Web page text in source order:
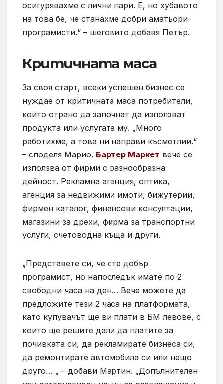
осигурявахме с лични пари. Е, но хубавото
на това бе, че станахме добри аматьори-
програмисти.“ – шеговито добавя Петър.
Критичната маса
За своя старт, всеки успешен бизнес се
нуждае от критичната маса потребители,
които отрано да започнат да използват
продукта или услугата му. „Много
работихме, а това ни направи късметлии.“
– споделя Марио. Бартер Маркет вече се
използва от фирми с разнообразна
дейност. Рекламна агенция, оптика,
агенция за недвижими имоти, бижутерии,
фирмен каталог, финансови консултации,
магазини за дрехи, фирма за транспортни
услуги, счетоводна къща и други.
„Представете си, че сте добър
програмист, но напоследък имате по 2
свободни часа на ден… Вече можете да
предложите тези 2 часа на платформата,
като купувачът ще ви плати в БМ левове, с
които ще решите дали да платите за
почивката си, да рекламирате бизнеса си,
да ремонтирате автомобила си или нещо
друго… „ – добави Мартин. „Допълнителен